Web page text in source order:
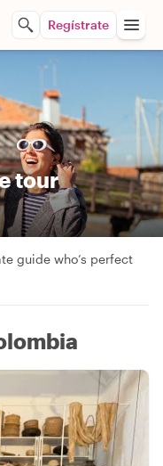
Regístrate
tour
guide who’s perfect